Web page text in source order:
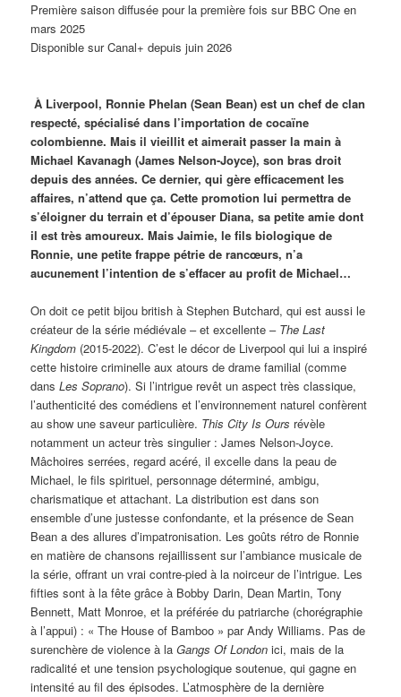
Première saison diffusée pour la première fois sur BBC One en
mars 2025
Disponible sur Canal+ depuis juin 2026
À Liverpool, Ronnie Phelan (Sean Bean) est un chef de clan
respecté, spécialisé dans l’importation de cocaïne
colombienne. Mais il vieillit et aimerait passer la main à
Michael Kavanagh (James Nelson-Joyce), son bras droit
depuis des années. Ce dernier, qui gère efficacement les
affaires, n’attend que ça. Cette promotion lui permettra de
s’éloigner du terrain et d’épouser Diana, sa petite amie dont
il est très amoureux. Mais Jaimie, le fils biologique de
Ronnie, une petite frappe pétrie de rancœurs, n’a
aucunement l’intention de s’effacer au profit de Michael…
On doit ce petit bijou british à Stephen Butchard, qui est aussi le
créateur de la série médiévale – et excellente – The Last
Kingdom (2015-2022). C’est le décor de Liverpool qui lui a inspiré
cette histoire criminelle aux atours de drame familial (comme
dansLes Soprano). Si l’intrigue revêt un aspect très classique,
l’authenticité des comédiens et l’environnement naturel confèrent
au show une saveur particulière. This City Is Ours révèle
notamment un acteur très singulier : James Nelson-Joyce.
Mâchoires serrées, regard acéré, il excelle dans la peau de
Michael, le fils spirituel, personnage déterminé, ambigu,
charismatique et attachant. La distribution est dans son
ensemble d’une justesse confondante, et la présence de Sean
Bean a des allures d’impatronisation. Les goûts rétro de Ronnie
en matière de chansons rejaillissent sur l’ambiance musicale de
la série, offrant un vrai contre-pied à la noirceur de l’intrigue. Les
fifties sont à la fête grâce à Bobby Darin, Dean Martin, Tony
Bennett, Matt Monroe, et la préférée du patriarche (chorégraphie
à l’appui) : « The House of Bamboo » par Andy Williams. Pas de
surenchère de violence à laGangs Of London ici, mais de la
radicalité et une tension psychologique soutenue, qui gagne en
intensité au fil des épisodes. L’atmosphère de la dernière